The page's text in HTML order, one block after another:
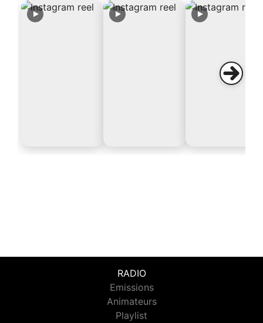
RADIO
Emissions
Animateurs
Playlist